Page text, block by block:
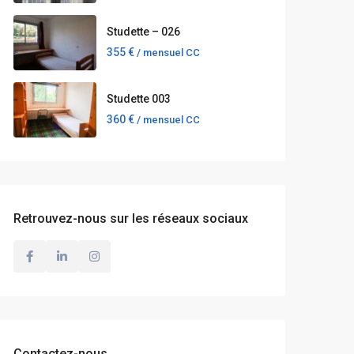
Studette – 026
355 € / mensuel CC
Studette 003
360 € / mensuel CC
Retrouvez-nous sur les réseaux sociaux